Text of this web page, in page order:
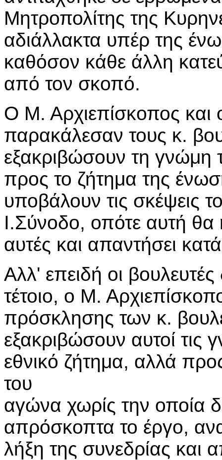
Μητροπολίτης της
αδιάλλακτα υπέρ της
καθόσον κάθε άλλη
από τον σκοπό.
Ο Μ. Αρχιεπίσκοπος
παρακάλεσαν τους κ.
εξακριβώσουν τη
προς το ζήτημα της
υποβάλουν τις σκέψεις
Ι.Σύνοδο, οπότε αυτή θα
αυτές και απαντήσει
Αλλ' επειδή οι
τέτοιο, ο Μ.
πρόσκλησης των κ.
εξακριβώσουν αυτοί τις
εθνικό ζήτημα, αλλά
του
αγώνα χωρίς την οποία
απρόσκοπτα το έργο,
λήξη της συνεδρίας